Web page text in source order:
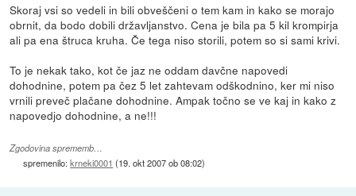
Skoraj vsi so vedeli in bili obveščeni o tem kam in kako se morajo
obrnit, da bodo dobili državljanstvo. Cena je bila pa 5 kil krompirja
ali pa ena štruca kruha. Če tega niso storili, potem so si sami krivi.
To je nekak tako, kot če jaz ne oddam davčne napovedi
dohodnine, potem pa čez 5 let zahtevam odškodnino, ker mi niso
vrnili preveč plačane dohodnine. Ampak točno se ve kaj in kako z
napovedjo dohodnine, a ne!!!
Zgodovina sprememb…
spremenilo:krneki0001 (19. okt 2007 ob 08:02)